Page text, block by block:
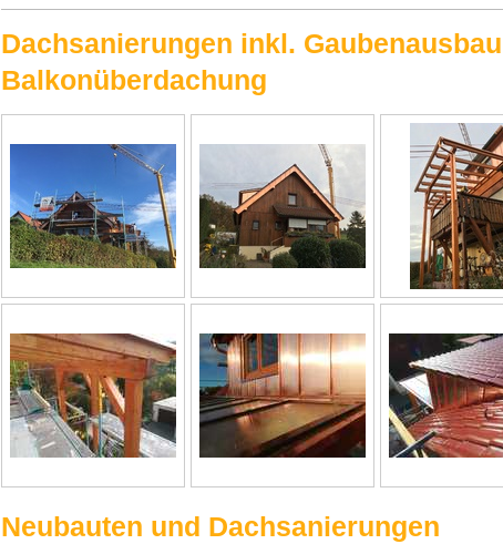
Dachsanierungen inkl.
Balkonüberdachung
Neubauten und Dachsanierungen